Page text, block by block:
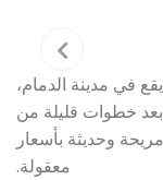
فئة 3 نجوم يقع في مدينة الدمام،
بعد خطوات قليلة من
وحديثة بأسعار
معقولة.